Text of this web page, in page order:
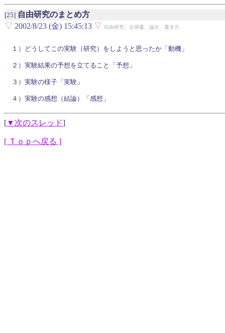
[25] 自由研究のまとめ方
▽ 2002/8/23 (金) 15:45:13 ▽ 自由研究、企画書、論文、書き方
１）どうしてこの実験（研究）をしようと思ったか「動機」
２）実験結果の予想を立てること「予想」
３）実験の様子「実験」
[▼次のスレッド]
[ Ｔｏｐへ戻る ]